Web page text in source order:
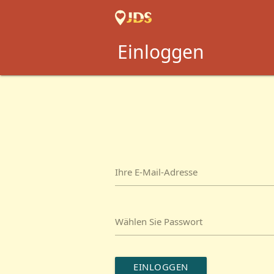
Einloggen
Ihre E-Mail-Adresse
Wählen Sie Passwort
EINLOGGEN